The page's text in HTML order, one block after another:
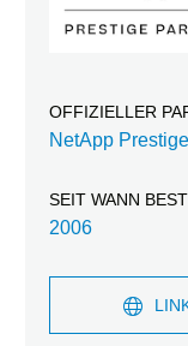
OFFIZIELLER
NetApp
SEIT WANN
2006